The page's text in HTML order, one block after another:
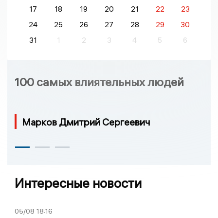
17 18 19 20 21 22
23
24
25 26 27 28 29
30
31
1 2 3 4 5 6
100 самых влиятельных людей
Марков Дмитрий Сергеевич
Интересные новости
05/08 18:16